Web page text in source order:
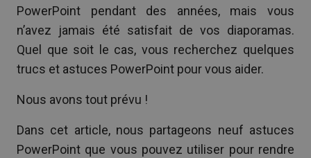
PowerPoint pendant des années, mais vous
n’avez jamais été satisfait de vos diaporamas.
Quel que soit le cas, vous recherchez quelques
trucs et astuces PowerPoint pour vous aider.
Nous avons tout prévu !
Dans cet article, nous partageons neuf astuces
PowerPoint que vous pouvez utiliser pour rendre